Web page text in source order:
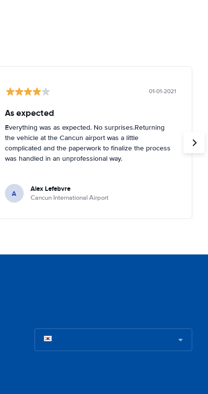
01-01-2021
As expected
Everything was as expected. No surprises.Returning
the vehicle at the Cancun airport was a little
complicated and the paperwork to finalize the process
was handled in an unprofessional way.
A Alex Lefebvre
Cancun International Airport